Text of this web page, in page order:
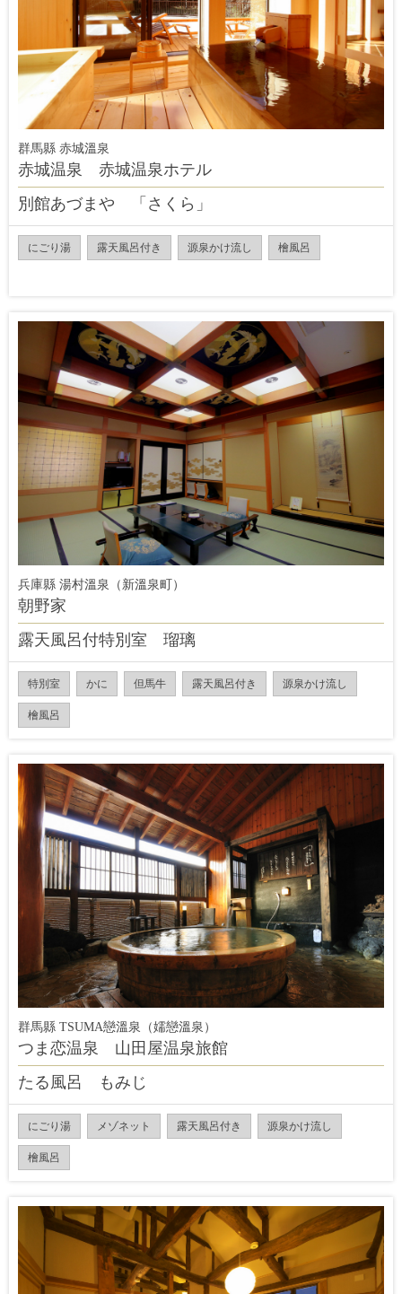
群馬縣 赤城溫泉
赤城温泉 赤城温泉ホテル
別館あづまや 「さくら」
にごり湯 露天風呂付き 源泉かけ流し 檜風呂
兵庫縣 湯村溫泉（新溫泉町）
朝野家
露天風呂付特別室 瑠璃
特別室 かに 但馬牛 露天風呂付き 源泉かけ流し
檜風呂
群馬縣 TSUMA戀溫泉（嬬戀溫泉）
つま恋温泉 山田屋温泉旅館
たる風呂 もみじ
にごり湯 メゾネット 露天風呂付き 源泉かけ流し
檜風呂